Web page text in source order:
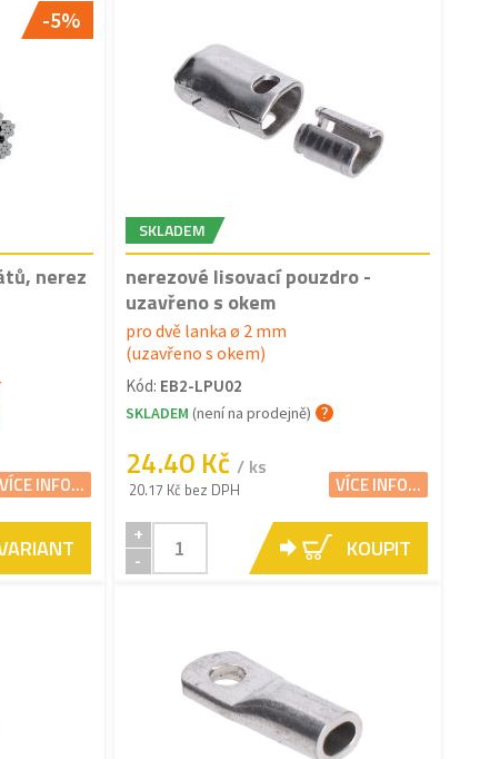
-5%
nerez
VÍCE INFO...
SKLADEM
nerezové lisovací pouzdro -
uzavřeno s okem
pro dvě lanka ø 2 mm
(uzavřeno s okem)
Kód: EB2-LPU02
SKLADEM (není na prodejně)
24.40 Kč / ks
20.17 Kč bez DPH VÍCE INFO...
+
-
KOUPIT